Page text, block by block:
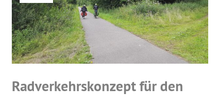
Radverkehrskonzept für den